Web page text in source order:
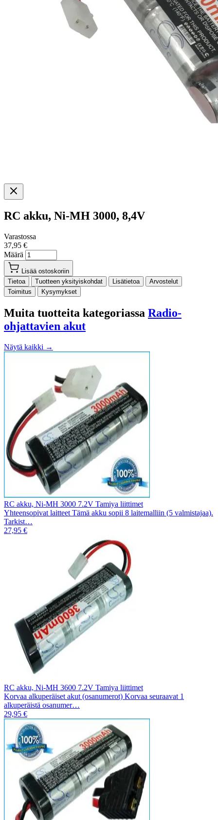
RC akku, Ni-MH 3000, 8,4V
Varastossa
37,95 €
Määrä
Lisää ostoskoriin
Tietoa
Tuotteen yksityiskohdat Lisätietoa
Arvostelut
Toimitus
Kysymykset
Muita tuotteita kategoriassa Radio-
ohjattavien akut
Näytä kaikki →
RC akku, Ni-MH 3000 7.2V Tamiya liittimet
Yhteensopivat laitteet Tämä akku sopii 8 laitemalliin (5 valmistajaa).
Tarkist…
27,95 €
RC akku, Ni-MH 3600 7.2V Tamiya liittimet
Korvaa alkuperäiset akut (osanumerot) Korvaa seuraavat 1
alkuperäistä osanumer…
29,95 €